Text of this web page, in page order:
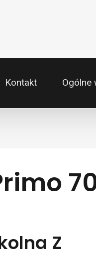
Kontakt Ogólne
Z